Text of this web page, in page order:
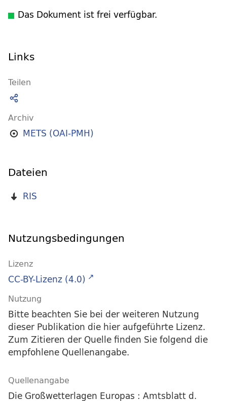
Das Dokument ist frei verfügbar.
Links
Teilen
Archiv
METS (OAI-PMH)
Dateien
RIS
Nutzungsbedingungen
Lizenz
CC-BY-Lizenz (4.0)
Nutzung
Bitte beachten Sie bei der weiteren Nutzung
dieser Publikation die hier aufgeführte Lizenz.
Zum Zitieren der Quelle finden Sie folgend die
empfohlene Quellenangabe.
Quellenangabe
Die Großwetterlagen Europas : Amtsblatt d.